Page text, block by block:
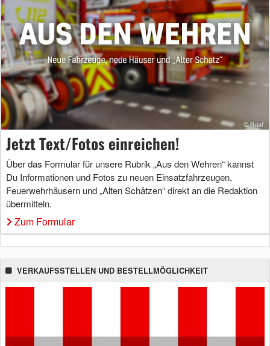
Jetzt Text/Fotos einreichen!
Über das Formular für unsere Rubrik „Aus den Wehren“ kannst
Du Informationen und Fotos zu neuen Einsatzfahrzeugen,
Feuerwehrhäusern und „Alten Schätzen“ direkt an die Redaktion
übermitteln.
Zum Formular
VERKAUFSSTELLEN UND BESTELLMÖGLICHKEIT